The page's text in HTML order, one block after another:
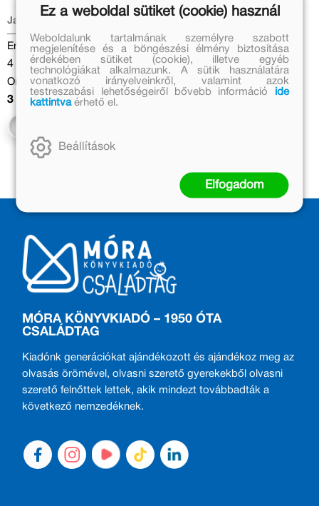
Janikovszky Éva
Eredeti ár:
4 499 Ft
Online ár:
3 689 Ft
Richard Scarry
Eredeti ár:
5 499 Ft
Kedvezményes ár:
MÓRA KÖNYVKIADÓ – 1950 ÓTA
CSALÁDTAG
Kiadónk generációkat ajándékozott és ajándékoz meg az
olvasás örömével, olvasni szerető gyerekekből olvasni
szerető felnőttek lettek, akik mindezt továbbadták a
következő nemzedéknek.
Ez a weboldal sütiket (cookie) használ
Weboldalunk tartalmának személyre szabott
megjelenítése és a böngészési élmény biztosítása
érdekében sütiket (cookie), illetve egyéb
technológiákat alkalmazunk. A sütik használatára
vonatkozó irányelveinkről, valamint azok
testreszabási lehetőségeiről bővebb információ
ide
kattintvaérhető el.
Beállítások
Elfogadom